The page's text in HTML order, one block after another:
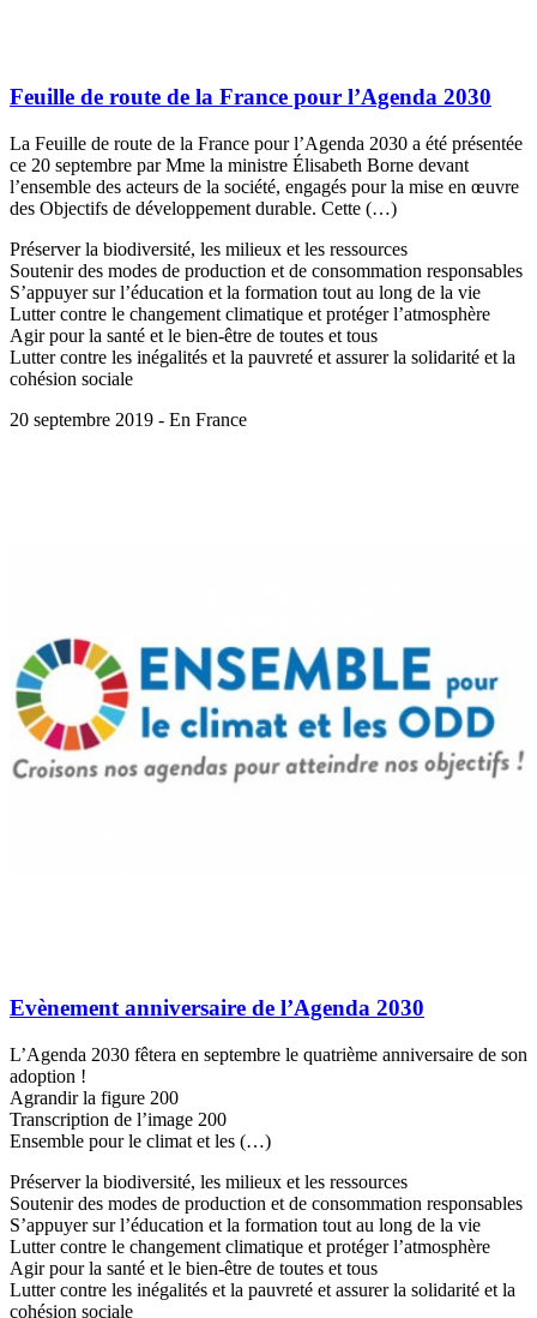
Feuille de route de la France pour l’Agenda 2030
La Feuille de route de la France pour l’Agenda 2030 a été présentée
ce 20 septembre par Mme la ministre Élisabeth Borne devant
l’ensemble des acteurs de la société, engagés pour la mise en œuvre
des Objectifs de développement durable. Cette (…)
Préserver la biodiversité, les milieux et les ressources
Soutenir des modes de production et de consommation responsables
S’appuyer sur l’éducation et la formation tout au long de la vie
Lutter contre le changement climatique et protéger l’atmosphère
Agir pour la santé et le bien-être de toutes et tous
Lutter contre les inégalités et la pauvreté et assurer la solidarité et la
cohésion sociale
20 septembre 2019 - En France
Evènement anniversaire de l’Agenda 2030
L’Agenda 2030 fêtera en septembre le quatrième anniversaire de son
adoption !
Agrandir la figure 200
Transcription de l’image 200
Ensemble pour le climat et les (…)
Préserver la biodiversité, les milieux et les ressources
Soutenir des modes de production et de consommation responsables
S’appuyer sur l’éducation et la formation tout au long de la vie
Lutter contre le changement climatique et protéger l’atmosphère
Agir pour la santé et le bien-être de toutes et tous
Lutter contre les inégalités et la pauvreté et assurer la solidarité et la
cohésion sociale